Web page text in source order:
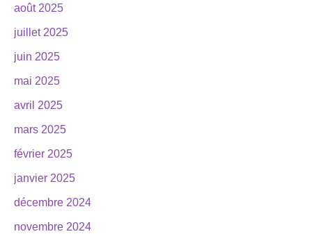
août 2025
juillet 2025
juin 2025
mai 2025
avril 2025
mars 2025
février 2025
janvier 2025
décembre 2024
novembre 2024